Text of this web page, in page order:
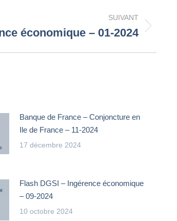
SUIVANT
économique – 01-2024
Banque de France – Conjoncture en
Ile de France – 11-2024
17 décembre 2024
Flash DGSI – Ingérence économique
– 09-2024
10 octobre 2024